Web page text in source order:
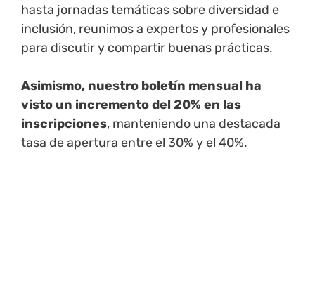
hasta jornadas temáticas sobre diversidad e
inclusión, reunimos a expertos y profesionales
para discutir y compartir buenas prácticas.
Asimismo, nuestro boletín mensual ha
visto un incremento del 20% en las
inscripciones, manteniendo una destacada
tasa de apertura entre el 30% y el 40%.